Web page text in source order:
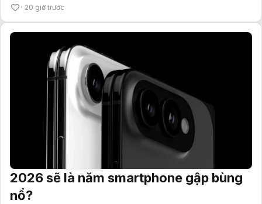
20 giờ trước
2026 sẽ là năm smartphone gập bùng
nổ?